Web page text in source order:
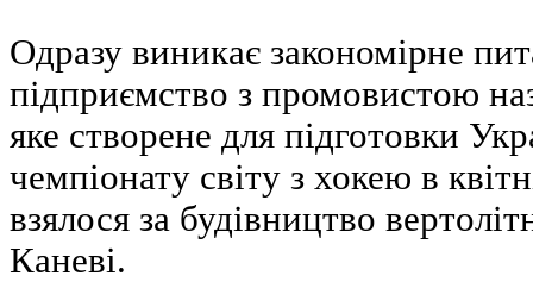
Одразу виникає закономірне
підприємство з промовистою
яке створене для підготовки
чемпіонату світу з хокею в
взялося за будівництво
Каневі.